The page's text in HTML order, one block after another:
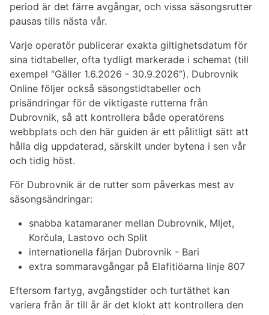
period är det färre avgångar, och vissa säsongsrutter
pausas tills nästa vår.
Varje operatör publicerar exakta giltighetsdatum för
sina tidtabeller, ofta tydligt markerade i schemat (till
exempel “Gäller 1.6.2026 - 30.9.2026”). Dubrovnik
Online följer också säsongstidtabeller och
prisändringar för de viktigaste rutterna från
Dubrovnik, så att kontrollera både operatörens
webbplats och den här guiden är ett pålitligt sätt att
hålla dig uppdaterad, särskilt under bytena i sen vår
och tidig höst.
För Dubrovnik är de rutter som påverkas mest av
säsongsändringar:
snabba katamaraner mellan Dubrovnik, Mljet,
Korčula, Lastovo och Split
internationella färjan Dubrovnik - Bari
extra sommaravgångar på Elafitiöarna linje 807
Eftersom fartyg, avgångstider och turtäthet kan
variera från år till år är det klokt att kontrollera den